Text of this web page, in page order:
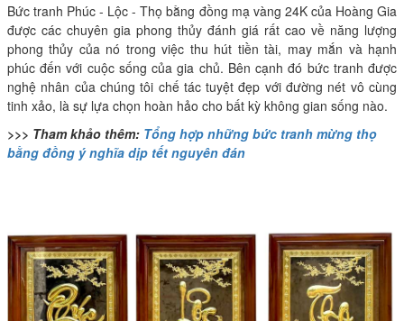
Bức tranh Phúc - Lộc - Thọ bằng đồng mạ vàng 24K của Hoàng Gia
được các chuyên gia phong thủy đánh giá rất cao về năng lượng
phong thủy của nó trong việc thu hút tiền tài, may mắn và hạnh
phúc đến với cuộc sống của gia chủ. Bên cạnh đó bức tranh được
nghệ nhân của chúng tôi chế tác tuyệt đẹp với đường nét vô cùng
tinh xảo, là sự lựa chọn hoàn hảo cho bất kỳ không gian sống nào.
>>> Tham khảo thêm: Tổng hợp những bức tranh mừng thọ
bằng đồng ý nghĩa dịp tết nguyên đán